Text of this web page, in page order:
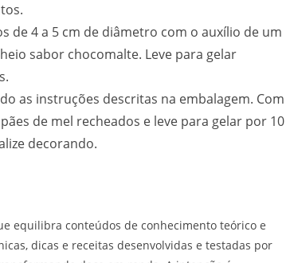
de 4 a 5 cm de diâmetro com o auxílio de um
sabor chocomalte. Leve para gelar
as instruções descritas na embalagem. Com
de mel recheados e leve para gelar por 10
decorando.
equilibra conteúdos de conhecimento teórico e
dicas e receitas desenvolvidas e testadas por